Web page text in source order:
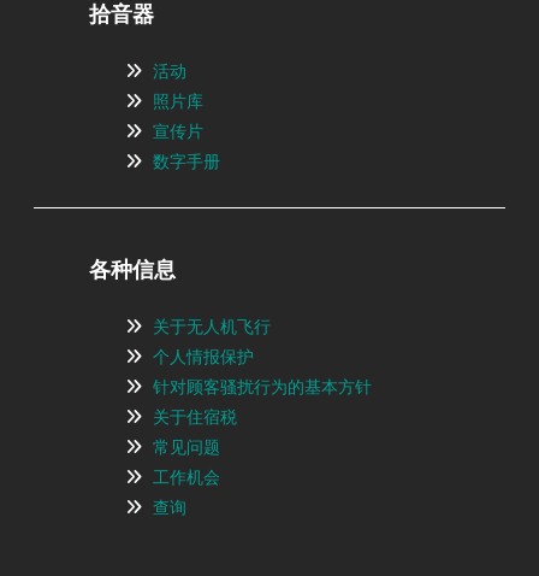
拾音器
活动
照片库
宣传片
数字手册
各种信息
关于无人机飞行
个人情报保护
针对顾客骚扰行为的基本方针
关于住宿税
常见问题
工作机会
查询